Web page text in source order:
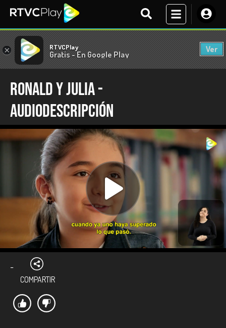
× RTVCPlay
Gratis - En Google Play
Ver
Ronald y Julia -
Audiodescripción
-
COMPARTIR